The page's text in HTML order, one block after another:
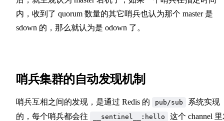
内，收到了 quorum 数量的其它哨兵也认为那个 master 是
sdown 的，那么就认为是 odown 了。
哨兵集群的自动发现机制
哨兵互相之间的发现，是通过 Redis 的 pub/sub
系统实现
的，每个哨兵都会往
__sentinel__:hello
这个 channel